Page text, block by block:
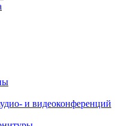
и видеоконференций